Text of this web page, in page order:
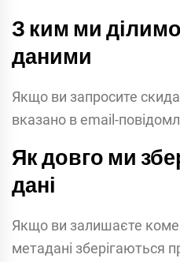
З ким ми
даними
Якщо ви запросите
вказано в email-
Як довго ми
дані
Якщо ви залишаєте
метадані зберігаються